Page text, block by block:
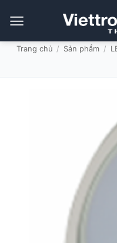
qua
dungTrang chủ / Sản phẩm /